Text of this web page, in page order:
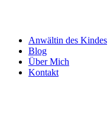
Anwältin des Kindes
Blog
Über Mich
Kontakt